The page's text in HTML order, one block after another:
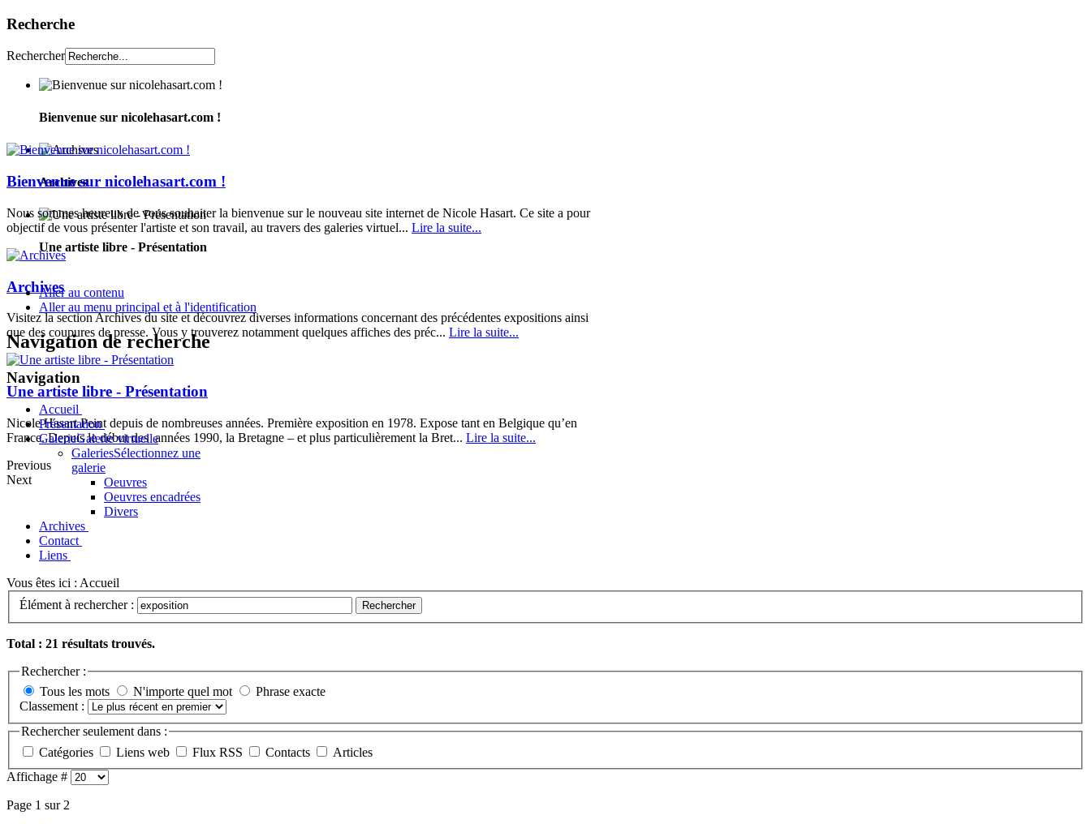
Recherche
Rechercher
Bienvenue sur nicolehasart.com !
Archives
Une artiste libre - Présentation
Bienvenue sur nicolehasart.com !
Nous sommes heureux de vous souhaiter la bienvenue sur le nouveau site internet de Nicole Hasart. Ce site a pour
objectif de vous présenter l'artiste et son travail, au travers des galeries virtuel... Lire la suite...
Archives
Visitez la section Archives du site et découvrez diverses informations concernant des précédentes expositions ainsi
que des coupures de presse. Vous y trouverez notamment quelques affiches des préc... Lire la suite...
Une artiste libre - Présentation
Nicole Hasart Peint depuis de nombreuses années. Première exposition en 1978. Expose tant en Belgique qu’en
France. Depuis le début des années 1990, la Bretagne – et plus particulièrement la Bret... Lire la suite...
Previous
Next
Aller au contenu
Aller au menu principal et à l'identification
Navigation de recherche
Navigation
Accueil
Présentation
GalerieGalerie virtuelle
GaleriesSélectionnez une
galerie
Oeuvres
Oeuvres encadrées
Divers
Archives
Contact
Liens
Vous êtes ici : Accueil
Élément à rechercher :
Rechercher
Total : 21 résultats trouvés.
Rechercher :
Tous les mots
N'importe quel mot
Phrase exacte
Classement :
Rechercher seulement dans :
Catégories
Liens web Flux RSS Contacts
Articles
Affichage #
Page 1 sur 2